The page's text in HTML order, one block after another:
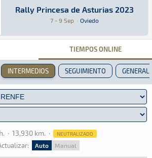
NOTICIAS
AGENDA
GALERÍAS
TIENDA
ARCHIVO
Rally Princesa de Asturias 2023
Rally Princesa de Asturias 2023
7 - 9 Sep · Oviedo
Rally · Rally Princesa de Asturias 2023:
TIEMPOS ONLINE
INTERMEDIOS SEGUIMIENTO GENERAL
· 13,930 km. · NEUTRALIZADO
Auto Manual